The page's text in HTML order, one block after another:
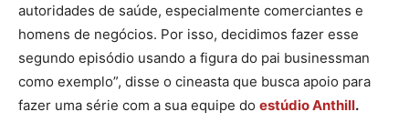
autoridades de saúde, especialmente comerciantes e
homens de negócios. Por isso, decidimos fazer esse
segundo episódio usando a figura do pai businessman
como exemplo”, disse o cineasta que busca apoio para
fazer uma série com a sua equipe do estúdio Anthill.